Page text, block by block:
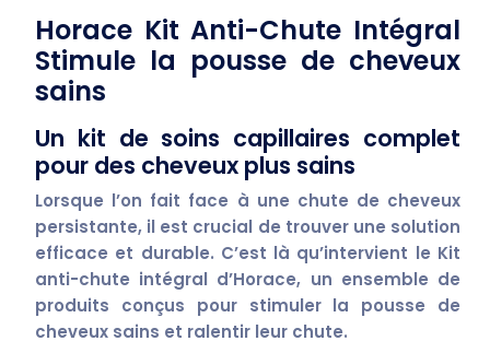
Horace Kit Anti-Chute Intégral
Stimule la pousse de cheveux
sains
Un kit de soins capillaires complet
pour des cheveux plus sains
Lorsque l’on fait face à une chute de cheveux
persistante, il est crucial de trouver une solution
efficace et durable. C’est là qu’intervient le Kit
anti-chute intégral d’Horace, un ensemble de
produits conçus pour stimuler la pousse de
cheveux sains et ralentir leur chute.